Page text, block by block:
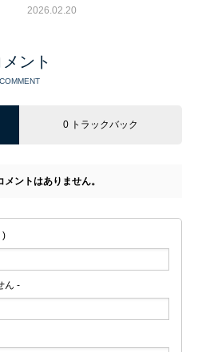
2026.02.20
メント
COMMENT
0 トラックバック
ントはありません。
)
ん -